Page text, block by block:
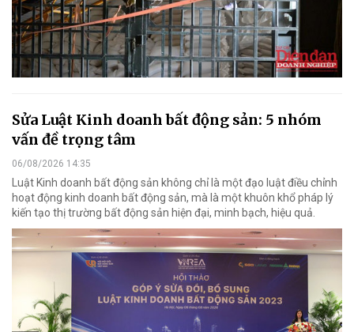
Sửa Luật Kinh doanh bất động sản: 5 nhóm
vấn đề trọng tâm
06/08/2026 14:35
Luật Kinh doanh bất động sản không chỉ là một đạo luật điều chỉnh
hoạt động kinh doanh bất động sản, mà là một khuôn khổ pháp lý
kiến tạo thị trường bất động sản hiện đại, minh bạch, hiệu quả.